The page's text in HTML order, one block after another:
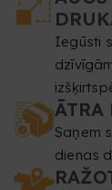
Iegūsti
ĀTRA
Saņem
dienas